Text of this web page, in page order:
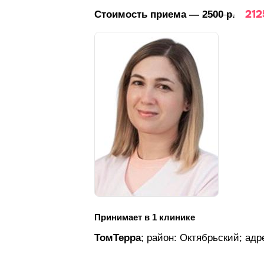
Стоимость приема — 2500 р.
Принимает в 1 клинике
ТомТерра; район: Октябрьский;